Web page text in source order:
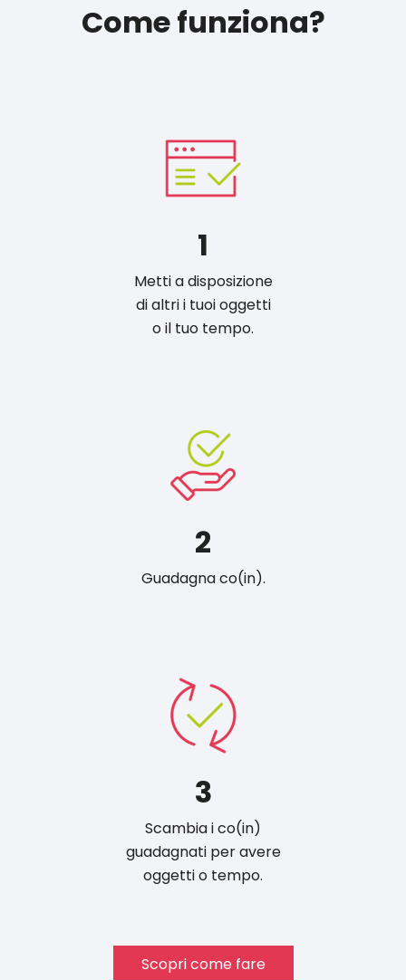
Come funziona?
1
Metti a disposizione
di altri i tuoi oggetti
o il tuo tempo.
2
Guadagna co(in).
3
Scambia i co(in)
guadagnati per avere
oggetti o tempo.
Scopri come fare